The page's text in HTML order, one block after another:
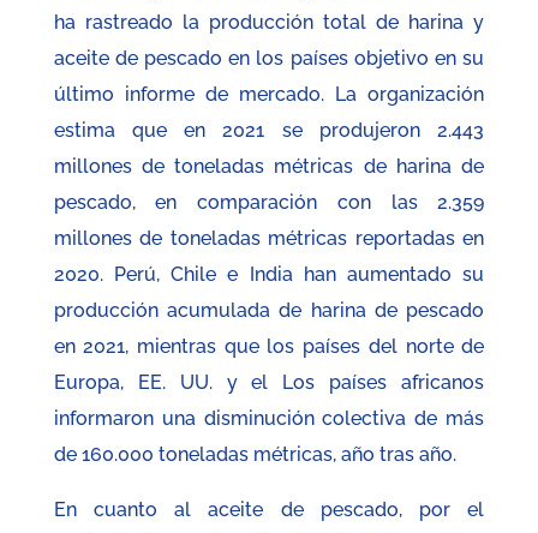
ha rastreado la producción total de harina y
aceite de pescado en los países objetivo en su
último informe de mercado. La organización
estima que en 2021 se produjeron 2.443
millones de toneladas métricas de harina de
pescado, en comparación con las 2.359
millones de toneladas métricas reportadas en
2020. Perú, Chile e India han aumentado su
producción acumulada de harina de pescado
en 2021, mientras que los países del norte de
Europa, EE. UU. y el Los países africanos
informaron una disminución colectiva de más
de 160.000 toneladas métricas, año tras año.
En cuanto al aceite de pescado, por el